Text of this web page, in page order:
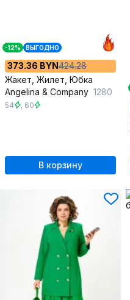
-12% ВЫГОДНО
373.36 BYN424.28
Жакет, Жилет, Юбка
Angelina & Сompany 1280
54 , 60
В корзину